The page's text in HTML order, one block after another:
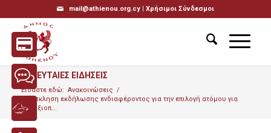
mail@athienou.org.cy | Χρήσιμοι Σύνδεσμοι
ΤΕΛΕΥΤΑΙΕΣ ΕΙΔΗΣΕΙΣ
Είσαστε εδώ: Ανακοινώσεις /
Πρόσκληση εκδήλωσης ενδιαφέροντος για την επιλογή ατόμου για
την αξιοπ...